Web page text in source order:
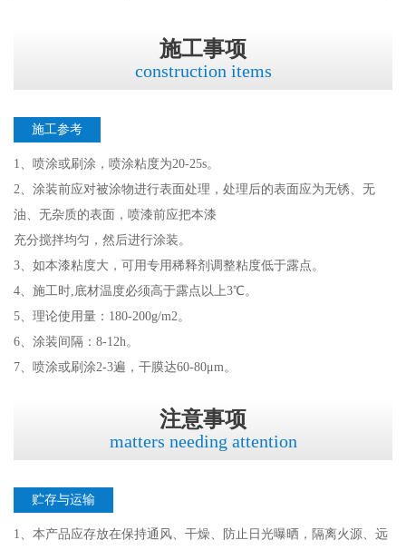
施工事项
construction items
施工参考
1、喷涂或刷涂，喷涂粘度为20-25s。
2、涂装前应对被涂物进行表面处理，处理后的表面应为无锈、无
油、无杂质的表面，喷漆前应把本漆
充分搅拌均匀，然后进行涂装。
3、如本漆粘度大，可用专用稀释剂调整粘度低于露点。
4、施工时,底材温度必须高于露点以上3℃。
5、理论使用量：180-200g/m2。
6、涂装间隔：8-12h。
7、喷涂或刷涂2-3遍，干膜达60-80μm。
注意事项
matters needing attention
贮存与运输
1、本产品应存放在保持通风、干燥、防止日光曝晒，隔离火源、远